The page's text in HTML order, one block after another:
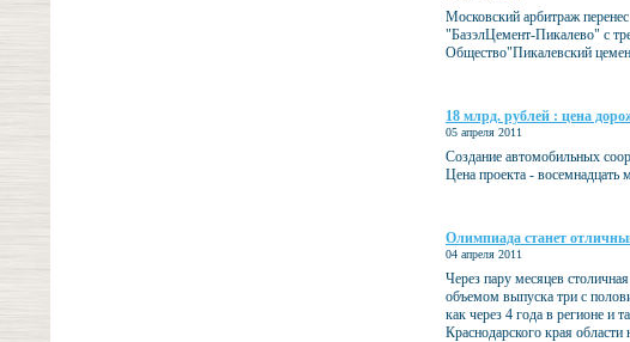
Московский арбитраж
"БазэлЦемент-Пикалево" с
Общество"Пикалевский
18 млрд. рублей : цена
05 апреля 2011
Создание автомобильных
Цена проекта - восемнадцать
Олимпиада станет
04 апреля 2011
Через пару месяцев
объемом выпуска три с
как через 4 года в регионе и
Краснодарского края области